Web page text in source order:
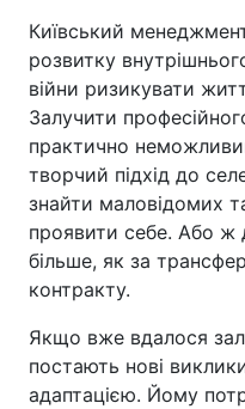
Київський
розвитку
війни ризикувати
Залучити
практично
творчий підхід до
знайти маловідомих
проявити себе. Або ж
більше, як за
контракту.
Якщо вже вдалося
постають нові
адаптацією. Йому